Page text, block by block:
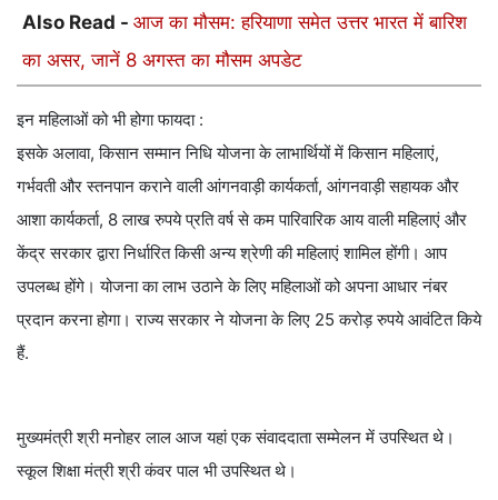
Also Read - आज का मौसम: हरियाणा समेत उत्तर भारत में बारिश
का असर, जानें 8 अगस्त का मौसम अपडेट
इन महिलाओं को भी होगा फायदा :
इसके अलावा, किसान सम्मान निधि योजना के लाभार्थियों में किसान महिलाएं,
गर्भवती और स्तनपान कराने वाली आंगनवाड़ी कार्यकर्ता, आंगनवाड़ी सहायक और
आशा कार्यकर्ता, 8 लाख रुपये प्रति वर्ष से कम पारिवारिक आय वाली महिलाएं और
केंद्र सरकार द्वारा निर्धारित किसी अन्य श्रेणी की महिलाएं शामिल होंगी। आप
उपलब्ध होंगे। योजना का लाभ उठाने के लिए महिलाओं को अपना आधार नंबर
प्रदान करना होगा। राज्य सरकार ने योजना के लिए 25 करोड़ रुपये आवंटित किये
हैं.
मुख्यमंत्री श्री मनोहर लाल आज यहां एक संवाददाता सम्मेलन में उपस्थित थे।
स्कूल शिक्षा मंत्री श्री कंवर पाल भी उपस्थित थे।